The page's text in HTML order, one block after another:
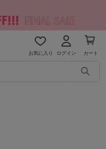
お気に入り ログイン カート